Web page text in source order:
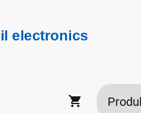
electronics